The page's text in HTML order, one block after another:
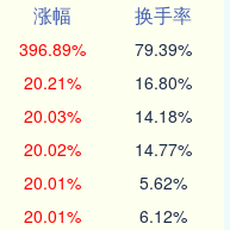
涨幅
换手率
396.89% 79.39%
20.21% 16.80%
20.03% 14.18%
20.02% 14.77%
20.01% 5.62%
20.01% 6.12%